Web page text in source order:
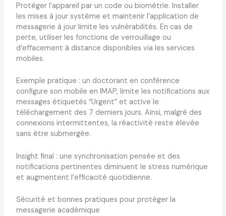
Protéger l’appareil par un code ou biométrie. Installer
les mises à jour système et maintenir l’application de
messagerie à jour limite les vulnérabilités. En cas de
perte, utiliser les fonctions de verrouillage ou
d’effacement à distance disponibles via les services
mobiles.
Exemple pratique : un doctorant en conférence
configure son mobile en IMAP, limite les notifications aux
messages étiquetés “Urgent” et active le
téléchargement des 7 derniers jours. Ainsi, malgré des
connexions intermittentes, la réactivité reste élevée
sans être submergée.
Insight final : une synchronisation pensée et des
notifications pertinentes diminuent le stress numérique
et augmentent l’efficacité quotidienne.
Sécurité et bonnes pratiques pour protéger la
messagerie académique